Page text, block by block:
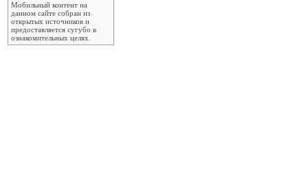
Мобильный контент на
данном сайте собран из
открытых источников и
предоставляется сугубо в
ознакомительных целях.